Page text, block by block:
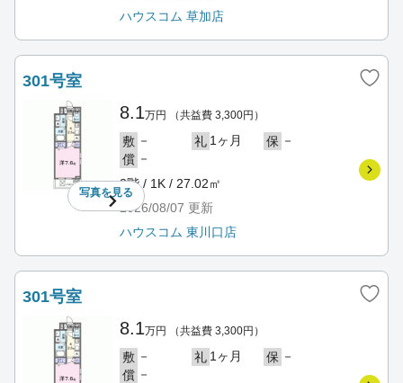
ハウスコム 草加店
301号室
写真を見る
8.1万円 （共益費 3,300円）
敷 － 礼 1ヶ月 保 －
償 －
3階 / 1K / 27.02㎡
2026/08/07 更新
ハウスコム 東川口店
301号室
8.1万円 （共益費 3,300円）
敷 － 礼 1ヶ月 保 －
償 －